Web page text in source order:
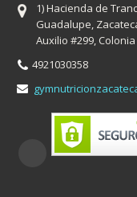
1) Hacienda de
Guadalupe,
Auxilio #299,
4921030358